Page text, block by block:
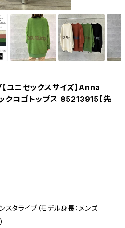
ユニセックスサイズ】Anna
ロゴトップス 85213915【先
ライブ（モデル身長：メンズ